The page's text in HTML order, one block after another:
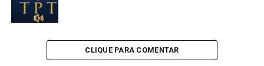
CLIQUE PARA COMENTAR